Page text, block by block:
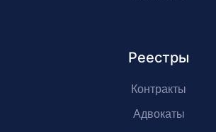
Реестры
Контракты
Адвокаты